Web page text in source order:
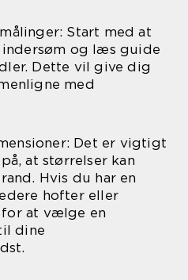
Start med at
indersøm og læs guide
Dette vil give dig
med
Det er vigtigt
at størrelser kan
Hvis du har en
hofter eller
at vælge en
dine